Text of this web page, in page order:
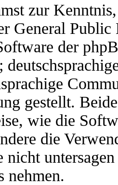
zur
General
der
gestellt.
wie die
die
nicht
nehmen.